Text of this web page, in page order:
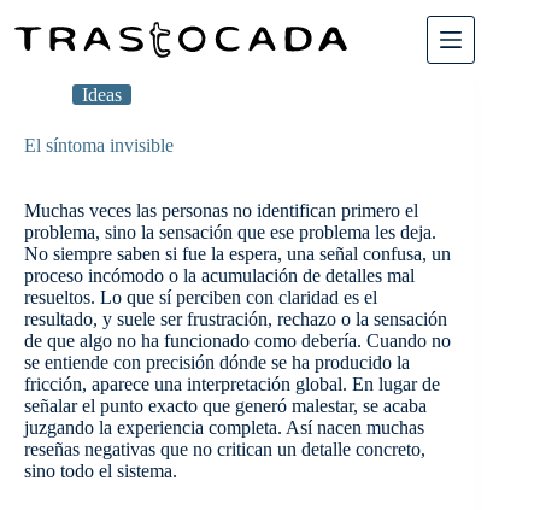
contenido
Ideas
El síntoma invisible
Muchas veces las personas no identifican primero el
problema, sino la sensación que ese problema les deja.
No siempre saben si fue la espera, una señal confusa, un
proceso incómodo o la acumulación de detalles mal
resueltos. Lo que sí perciben con claridad es el
resultado, y suele ser frustración, rechazo o la sensación
de que algo no ha funcionado como debería. Cuando no
se entiende con precisión dónde se ha producido la
fricción, aparece una interpretación global. En lugar de
señalar el punto exacto que generó malestar, se acaba
juzgando la experiencia completa. Así nacen muchas
reseñas negativas que no critican un detalle concreto,
sino todo el sistema.